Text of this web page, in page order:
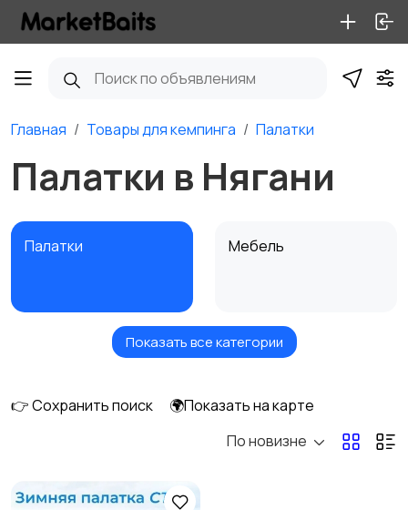
Главная Товары для кемпинга Палатки
Палатки в Нягани
Палатки Мебель
Газовые горелки
Показать все категории
👉 Сохранить поиск
🌍Показать на карте
По новизне